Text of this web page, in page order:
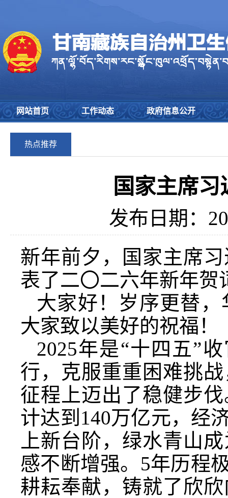
网站首页 工作动态 政府信息公开
热点推荐
国家主席
发布日期：
新年前夕，国家主席
表了二〇二六年新年贺
大家好！岁序更替
大家致以美好的祝福！
2025年是“十四五”
行，克服重重困难挑
征程上迈出了稳健步
计达到140万亿元，经
上新台阶，绿水青山
感不断增强。5年历程
耕耘奉献，铸就了欣